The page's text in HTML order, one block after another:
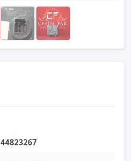
44823267